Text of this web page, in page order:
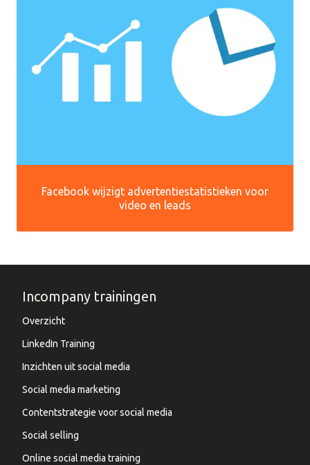
Facebook wijzigt advertentiestatistieken voor
video en leads
Incompany trainingen
Overzicht
LinkedIn Training
Inzichten uit social media
Social media marketing
Contentstrategie voor social media
Social selling
Online social media training